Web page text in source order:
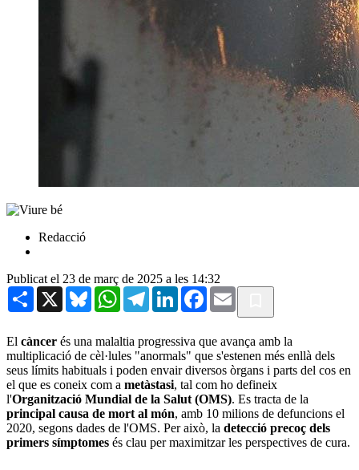
Redacció
Publicat el 23 de març de 2025 a les 14:32
Share X BlueskyWhatsAppTelegramLinkedInFacebook
Email
El càncer és una malaltia progressiva que avança amb la
multiplicació de cèl·lules "anormals" que s'estenen més enllà dels
seus límits habituals i poden envair diversos òrgans i parts del cos en
el que es coneix com a metàstasi, tal com ho defineix
l'Organització Mundial de la Salut (OMS). Es tracta de la
principal causa de mort al món, amb 10 milions de defuncions el
2020, segons dades de l'OMS. Per això, la detecció precoç dels
primers símptomes és clau per maximitzar les perspectives de cura.